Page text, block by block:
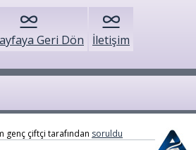
Geri Dön İletişim
genç çiftçi tarafından soruldu